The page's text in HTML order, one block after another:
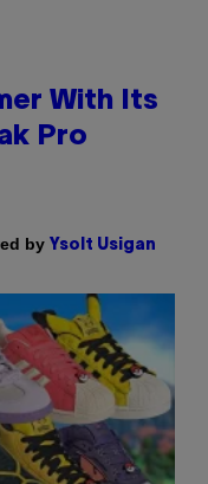
With Its
Pro
by Ysolt Usigan